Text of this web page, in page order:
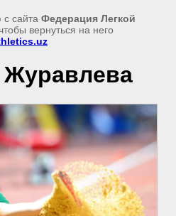
сайта Федерация Легкой
вернуться на него
Журавлева